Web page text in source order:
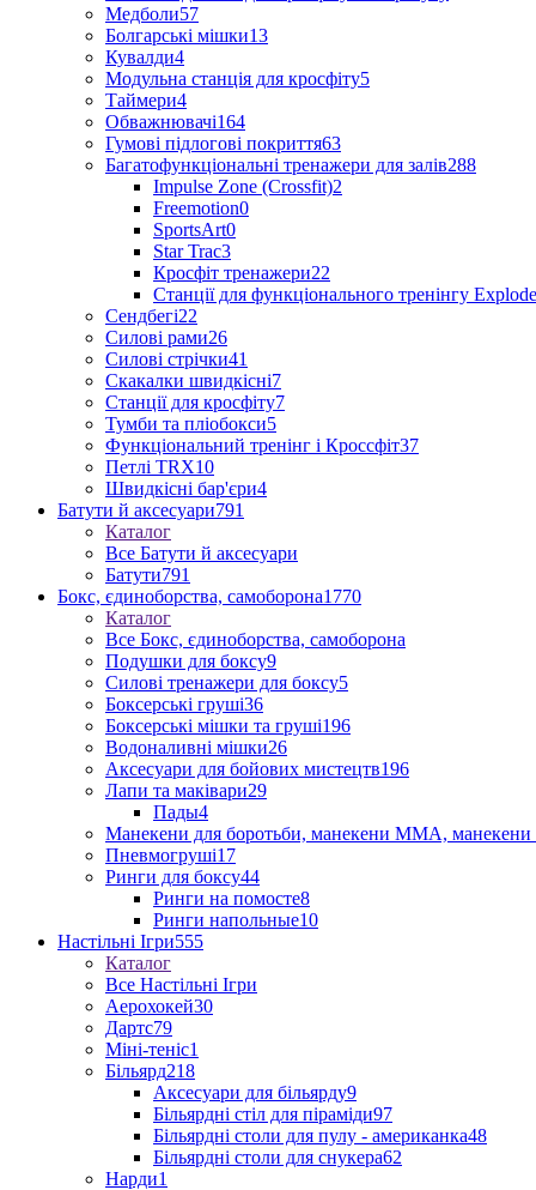
Медболи57
Болгарські мішки13
Кувалди4
Модульна станція для кросфіту5
Таймери4
Обважнювачі164
Гумові підлогові покриття63
Багатофункціональні тренажери для залів288
Impulse Zone (Crossfit)2
Freemotion0
SportsArt0
Star Trac3
Кросфіт тренажери22
Станції для функціонального тренінгу Explode
Сендбегі22
Силові рами26
Силові стрічки41
Скакалки швидкісні7
Станції для кросфіту7
Тумби та пліобокси5
Функціональний тренінг і Кроссфіт37
Петлі TRX10
Швидкісні бар'єри4
Батути й аксесуари791
Каталог
Все Батути й аксесуари
Батути791
Бокс, єдиноборства, самоборона1770
Каталог
Все Бокс, єдиноборства, самоборона
Подушки для боксу9
Силові тренажери для боксу5
Боксерські груші36
Боксерські мішки та груші196
Водоналивні мішки26
Аксесуари для бойових мистецтв196
Лапи та маківари29
Пады4
Манекени для боротьби, манекени ММА, манекени
Пневмогруші17
Ринги для боксу44
Ринги на помосте8
Ринги напольные10
Настільні Ігри555
Каталог
Все Настільні Ігри
Аерохокей30
Дартс79
Міні-теніс1
Більярд218
Аксесуари для більярду9
Більярдні стіл для піраміди97
Більярдні столи для пулу - американка48
Більярдні столи для снукера62
Нарди1